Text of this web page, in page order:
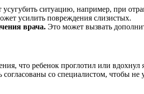
усугубить ситуацию, например, при
усилить повреждения слизистых.
врача. Это может вызвать
что ребенок проглотил или вдохнул
со специалистом, чтобы не